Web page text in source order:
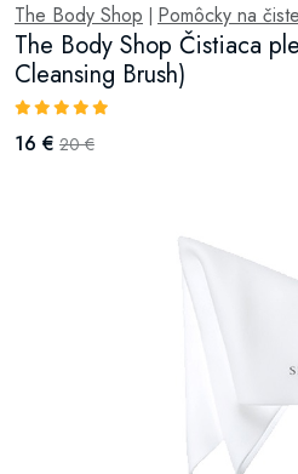
The Body Shop Pomôcky na
The Body Shop Čistiaca
Cleansing Brush)
16 € 20 €